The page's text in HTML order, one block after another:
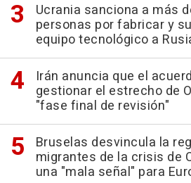
Ucrania sanciona a más
personas por fabricar y
equipo tecnológico a
Irán anuncia que el
gestionar el estrecho de
"fase final de revisión"
Bruselas desvincula la
migrantes de la crisis de
una "mala señal" para